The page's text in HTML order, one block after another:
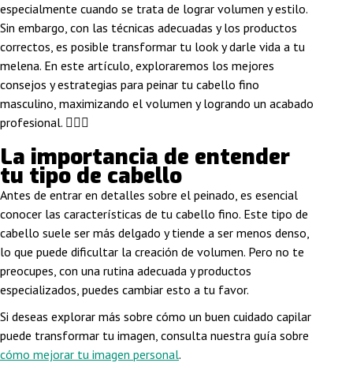
especialmente cuando se trata de lograr volumen y estilo.
Sin embargo, con las técnicas adecuadas y los productos
correctos, es posible transformar tu look y darle vida a tu
melena. En este artículo, exploraremos los mejores
consejos y estrategias para peinar tu cabello fino
masculino, maximizando el volumen y logrando un acabado
profesional. 💇‍♂️✨
La importancia de entender
tu tipo de cabello
Antes de entrar en detalles sobre el peinado, es esencial
conocer las características de tu cabello fino. Este tipo de
cabello suele ser más delgado y tiende a ser menos denso,
lo que puede dificultar la creación de volumen. Pero no te
preocupes, con una rutina adecuada y productos
especializados, puedes cambiar esto a tu favor.
Si deseas explorar más sobre cómo un buen cuidado capilar
puede transformar tu imagen, consulta nuestra guía sobre
cómo mejorar tu imagen personal.